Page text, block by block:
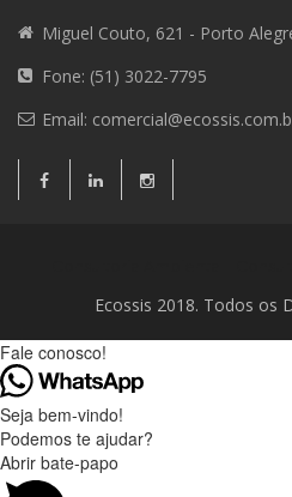
Miguel Couto, 621 - Porto
Fone: (51) 3022-7795
Email:
Ecossis 2018. Todos os
Fale conosco!
Seja bem-vindo!
Podemos te ajudar?
Abrir bate-papo